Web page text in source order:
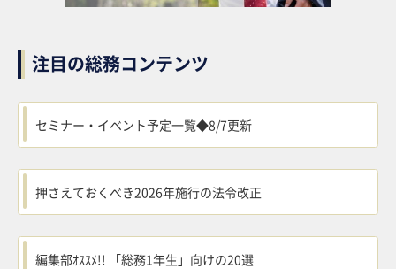
注目の総務コンテンツ
セミナー・イベント予定一覧◆8/7更新
押さえておくべき2026年施行の法令改正
編集部ｵｽｽﾒ!! 「総務1年生」向けの20選